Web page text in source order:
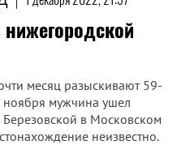
месяц разыскивают 59-
ноября мужчина ушел
в Московском
неизвестно.